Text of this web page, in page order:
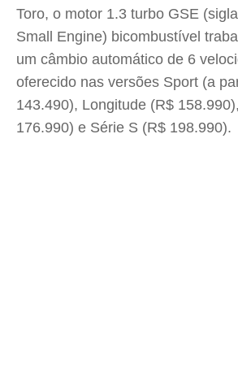
Toro, o motor 1.3 turbo GSE
Small Engine) bicombustível
um câmbio automático de 6
oferecido nas versões Sport (a
143.490), Longitude (R$
176.990) e Série S (R$ 198.990).